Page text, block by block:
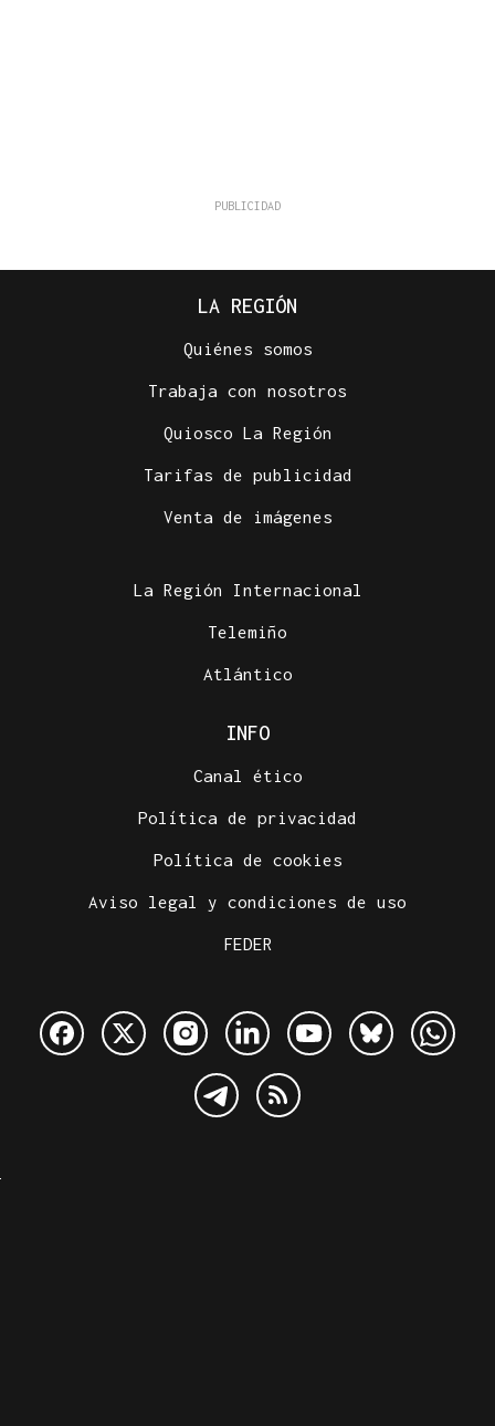
LA REGIÓN
Quiénes somos
Trabaja con nosotros
Quiosco La Región
Tarifas de publicidad
Venta de imágenes
La Región Internacional
Telemiño
Atlántico
INFO
Canal ético
Política de privacidad
Política de cookies
Aviso legal y condiciones de uso
FEDER